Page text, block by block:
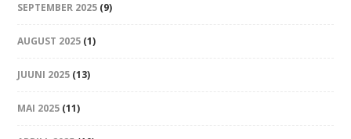
SEPTEMBER 2025 (9)
AUGUST 2025 (1)
JUUNI 2025 (13)
MAI 2025 (11)